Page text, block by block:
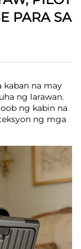
PARA SA
kaban na may
ng larawan.
ng kabin na
ng mga